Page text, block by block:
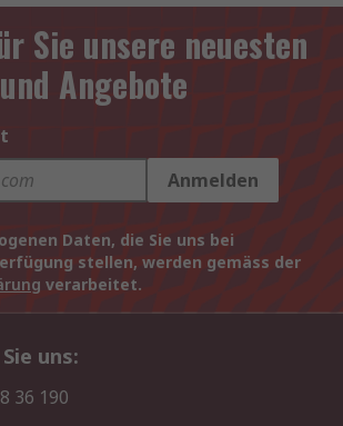
Sie unsere neuesten
Angebote
Anmelden
Daten, die Sie uns bei
stellen, werden gemäss der
verarbeitet.
uns:
36 190